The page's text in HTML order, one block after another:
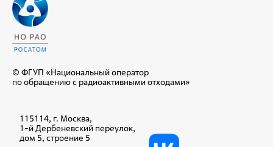
© ФГУП «Национальный оператор
по обращению с радиоактивными отходами»
115114, г. Москва,
1-й Дербеневский переулок,
дом 5, строение 5